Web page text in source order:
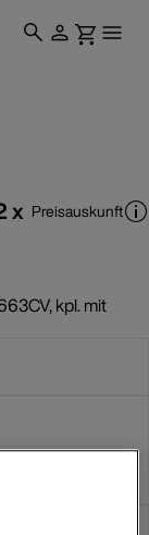
x Preisauskunft
kpl. mit